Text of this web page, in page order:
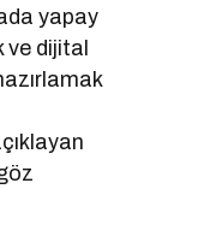
yapay
ve dijital